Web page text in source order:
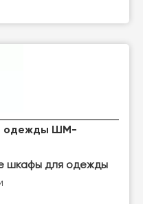
одежды ШМ-
шкафы для одежды